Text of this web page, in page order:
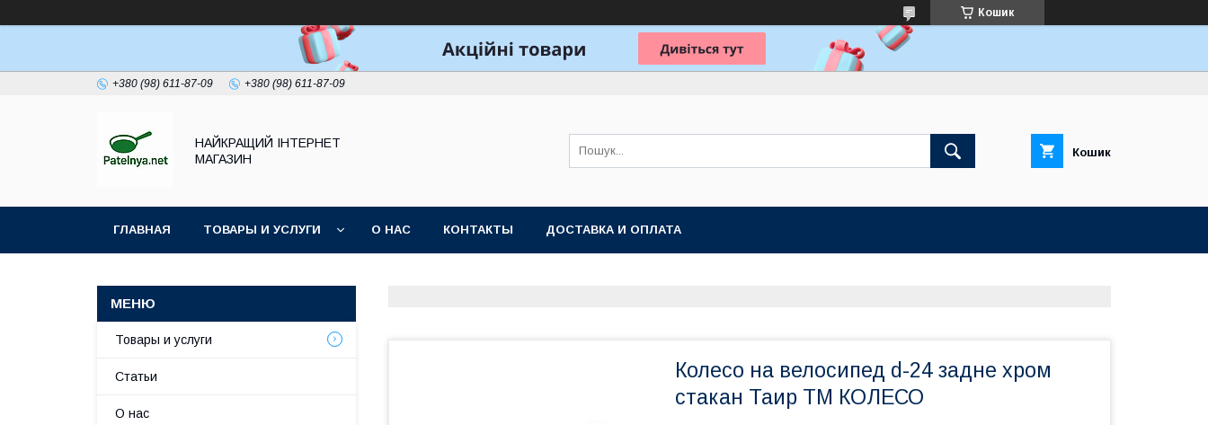
Кошик
+380 (98) 611-87-09 +380 (98) 611-87-09
НАЙКРАЩИЙ ІНТЕРНЕТ
МАГАЗИН
Кошик
ГЛАВНАЯ ТОВАРЫ И УСЛУГИ О НАС КОНТАКТЫ ДОСТАВКА И ОПЛАТА
Колесо на велосипед d-24 задне хром
стакан Таир ТМ КОЛЕСО
Товары и услуги
Статьи
О нас